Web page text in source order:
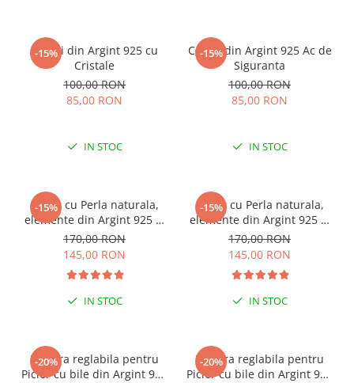
-15%
Cercei din Argint 925 cu
Cristale
100,00 RON
85,00 RON
IN STOC
-15%
Cercei din Argint 925 Ac de
Siguranta
100,00 RON
85,00 RON
IN STOC
-15%
Colier cu Perla naturala,
elemente din Argint 925 si
margele Miyuki, multicolor
170,00 RON
145,00 RON
IN STOC
-15%
Colier cu Perla naturala,
elemente din Argint 925 si
margele Miyuki, verde/kiwi
170,00 RON
145,00 RON
IN STOC
-20%
Bratara reglabila pentru
Picior cu bile din Argint 925
-20%
Bratara reglabila pentru
Picior cu bile din Argint 925